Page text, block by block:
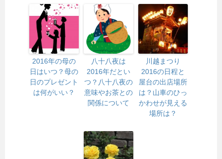
2016年の母の
日はいつ？母の
日のプレゼント
は何がいい？
八十八夜は
2016年だとい
つ？八十八夜の
意味やお茶との
関係について
川越まつり
2016の日程と
屋台の出店場所
は？山車のひっ
かわせが見える
場所は？